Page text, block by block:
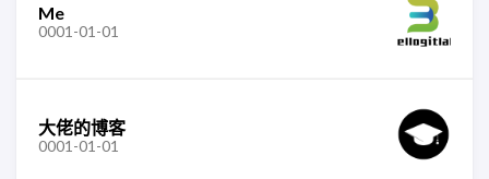
Me
0001-01-01
大佬的博客
0001-01-01